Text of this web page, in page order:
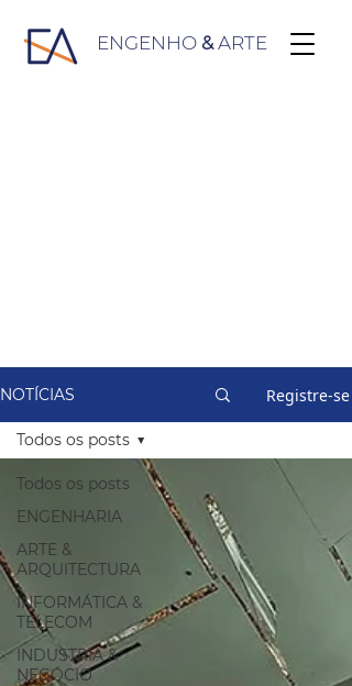
ENGENHO &ARTE
NOTÍCIAS Registre-se
Todos os posts
ENGENHARIA
ARTE &
ARQUITECTURA
INFORMÁTICA &
TELECOM
INDUSTRIA &
NEGÓCIO
Todos os posts